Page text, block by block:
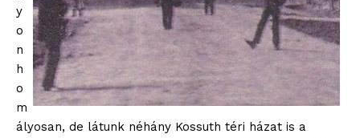
y
o
n
h
o
m
ályosan, de látunk néhány Kossuth téri házat is a